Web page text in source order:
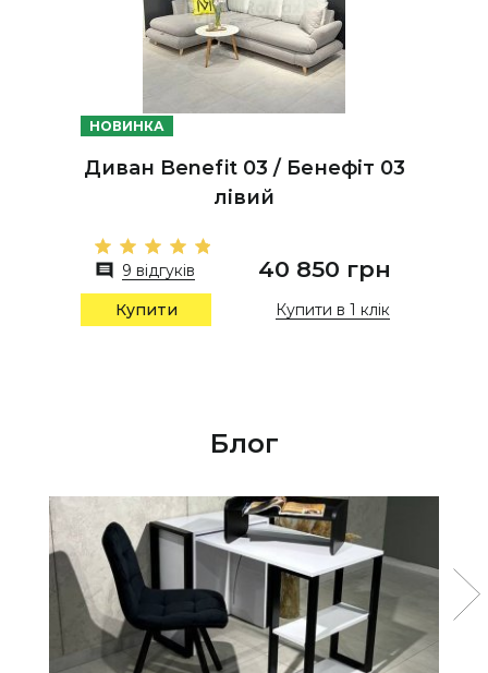
НОВИНКА
Диван Benefit 03 / Бенефіт 03
лівий
9 відгуків 40 850 грн
Купити Купити в 1 клік
Блог